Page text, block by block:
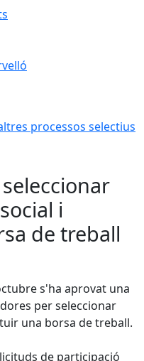
processos selectius
i
de treball
s'ha aprovat una
per seleccionar
una borsa de treball.
de participació